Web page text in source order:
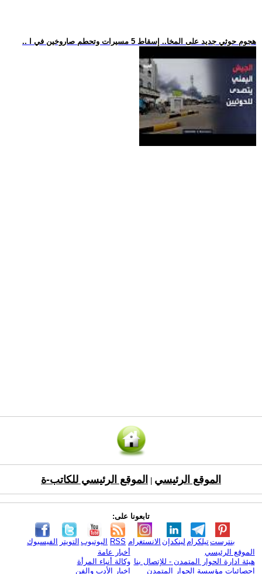
.. هجوم حوثي جديد على المخا.. إسقاط 5 مسيرات وتحطم صاروخين في ا
الموقع الرئيسي الموقع الرئيسي للكاتب-ة
تابعونا على:
الفيسبوك التويتر اليوتيوب RSS الانستغرام لينكدإن تيلكرامبنترست
الموقع الرئيسي
هيئة ادارة الحوار المتمدن - للإتصال بنا
إحصائيات مؤسسة الحوار المتمدن
أخبار عامة
وكالة أنباء المرأة
اخبار الأدب والفن